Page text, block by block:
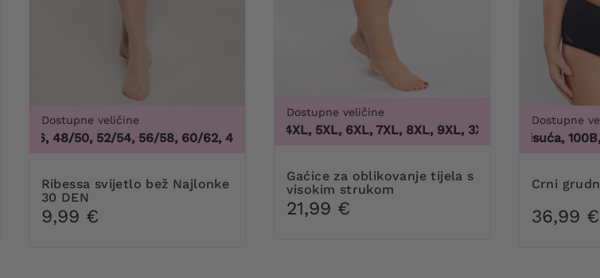
Dostupne veličine
44/46, 48/50, 52/54, 56/58, 60/62,44/46, 48/50, 52/54, 56/58, 60/62
Ribessa svijetlo bež Najlonke
30 DEN
9,99 €
Dostupne veličine
3XL, 4XL, 5XL, 6XL, 7XL, 8XL, 9XL,3XL, 4XL, 5XL, 6XL,
gaćice za oblikovanje tijela s
visokim strukom
21,99 €
Dostupne
100 tisuća, 100B,
Crni
36,99 €